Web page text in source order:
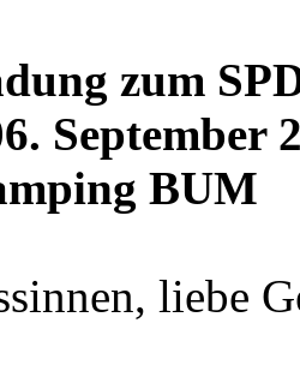
zum
September
BUM
liebe